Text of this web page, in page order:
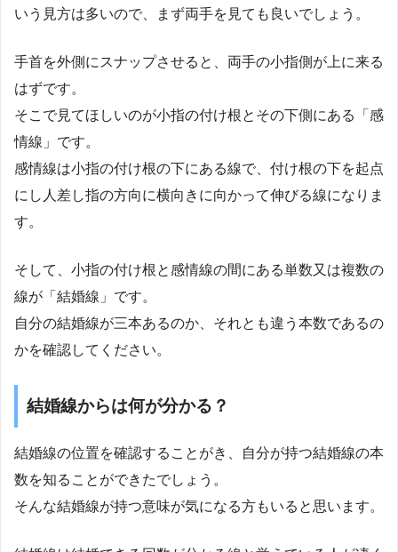
いう見方は多いので、まず両手を見ても良いでしょう。
手首を外側にスナップさせると、両手の小指側が上に来る
はずです。
そこで見てほしいのが小指の付け根とその下側にある「感
情線」です。
感情線は小指の付け根の下にある線で、付け根の下を起点
にし人差し指の方向に横向きに向かって伸びる線になりま
す。
そして、小指の付け根と感情線の間にある単数又は複数の
線が「結婚線」です。
自分の結婚線が三本あるのか、それとも違う本数であるの
かを確認してください。
結婚線からは何が分かる？
結婚線の位置を確認することがき、自分が持つ結婚線の本
数を知ることができたでしょう。
そんな結婚線が持つ意味が気になる方もいると思います。